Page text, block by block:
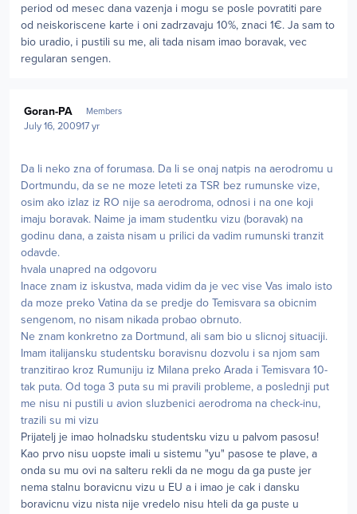
period od mesec dana vazenja i mogu se posle povratiti pare
od neiskoriscene karte i oni zadrzavaju 10%, znaci 1€. Ja sam to
bio uradio, i pustili su me, ali tada nisam imao boravak, vec
regularan sengen.
Goran-PA Members
July 16, 200917 yr
Da li neko zna of forumasa. Da li se onaj natpis na aerodromu u
Dortmundu, da se ne moze leteti za TSR bez rumunske vize,
osim ako izlaz iz RO nije sa aerodroma, odnosi i na one koji
imaju boravak. Naime ja imam studentku vizu (boravak) na
godinu dana, a zaista nisam u prilici da vadim rumunski tranzit
odavde.
hvala unapred na odgovoru
Inace znam iz iskustva, mada vidim da je vec vise Vas imalo isto
da moze preko Vatina da se predje do Temisvara sa obicnim
sengenom, no nisam nikada probao obrnuto.
Ne znam konkretno za Dortmund, ali sam bio u slicnoj situaciji.
Imam italijansku studentsku boravisnu dozvolu i sa njom sam
tranzitirao kroz Rumuniju iz Milana preko Arada i Temisvara 10-
tak puta. Od toga 3 puta su mi pravili probleme, a poslednji put
me nisu ni pustili u avion sluzbenici aerodroma na check-inu,
trazili su mi vizu
Prijatelj je imao holnadsku studentsku vizu u palvom pasosu!
Kao prvo nisu uopste imali u sistemu "yu" pasose te plave, a
onda su mu ovi na salteru rekli da ne mogu da ga puste jer
nema stalnu boravicnu vizu u EU a i imao je cak i dansku
boravicnu vizu nista nije vredelo nisu hteli da ga puste u